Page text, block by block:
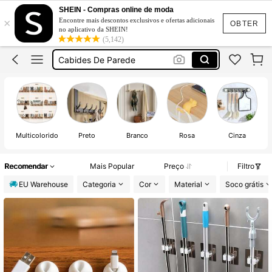
OBTER
×
SHEIN - Compras online de moda
Encontre mais descontos exclusivos e ofertas adicionais
no aplicativo da SHEIN!
(5,142)
Ganchos Parede
Casa De Banho
Porta Chaves De Parede
Cabides De Parede
Multicolorido Preto Branco Rosa Cinza
Recomendar Mais Popular Preço
Filtro
EU Warehouse
Categoria Cor Material Soco grátis